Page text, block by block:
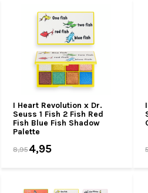
I Heart Revolution x Dr.
Seuss 1 Fish 2 Fish Red
Fish Blue Fish Shadow
Palette
8,954,95